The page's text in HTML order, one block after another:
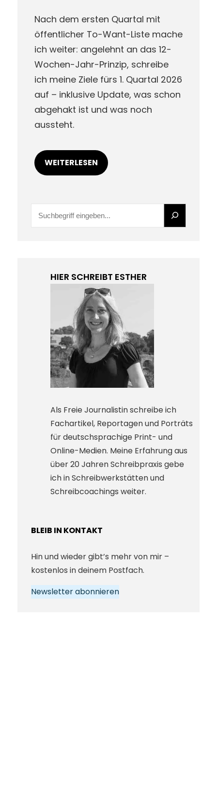
Nach dem ersten Quartal mit
öffentlicher To-Want-Liste mache
ich weiter: angelehnt an das 12-
Wochen-Jahr-Prinzip, schreibe
ich meine Ziele fürs 1. Quartal 2026
auf – inklusive Update, was schon
abgehakt ist und was noch
aussteht.
WEITERLESEN
HIER SCHREIBT ESTHER
Als Freie Journalistin schreibe ich
Fachartikel, Reportagen und Porträts
für deutschsprachige Print- und
Online-Medien. Meine Erfahrung aus
über 20 Jahren Schreibpraxis gebe
ich in Schreibwerkstätten und
Schreibcoachings weiter.
BLEIB IN KONTAKT
Hin und wieder gibt’s mehr von mir –
kostenlos in deinem Postfach.
Newsletter abonnieren